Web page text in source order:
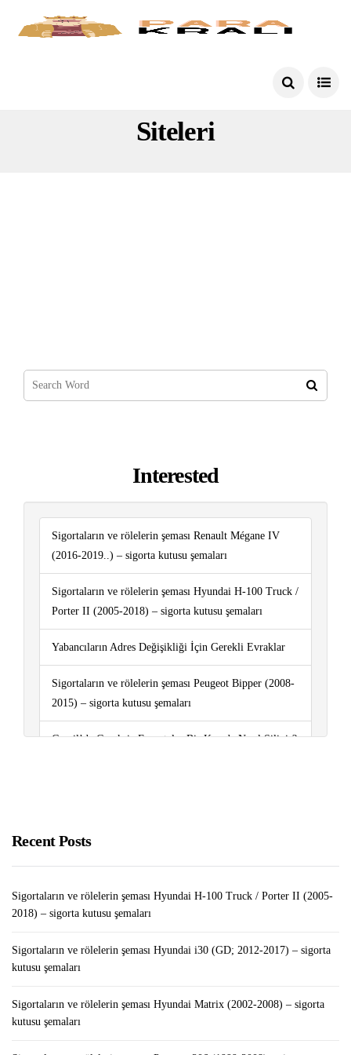
Bedava Kripto Para Kazanma
Siteleri
Interested
Sigortaların ve rölelerin şeması Renault Mégane IV
(2016-2019..) – sigorta kutusu şemaları
Sigortaların ve rölelerin şeması Hyundai H-100 Truck /
Porter II (2005-2018) – sigorta kutusu şemaları
Yabancıların Adres Değişikliği İçin Gerekli Evraklar
Sigortaların ve rölelerin şeması Peugeot Bipper (2008-
2015) – sigorta kutusu şemaları
Gmail’de Gereksiz E-postalar Bir Kerede Nasıl Silinir?
Eklenir?
Recent Posts
Sigortaların ve rölelerin şeması Hyundai H-100 Truck / Porter II (2005-
2018) – sigorta kutusu şemaları
Sigortaların ve rölelerin şeması Hyundai i30 (GD; 2012-2017) – sigorta
kutusu şemaları
Sigortaların ve rölelerin şeması Hyundai Matrix (2002-2008) – sigorta
kutusu şemaları